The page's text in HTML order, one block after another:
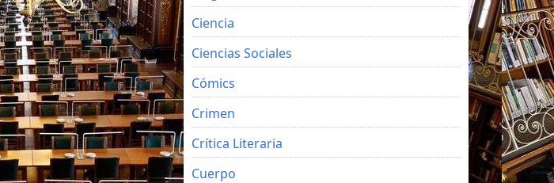
Ciencia
Ciencias Sociales
Cómics
Crimen
Crítica Literaria
Cuerpo